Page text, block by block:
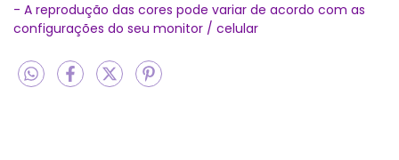
- A reprodução das cores pode variar de acordo com as
configurações do seu monitor / celular